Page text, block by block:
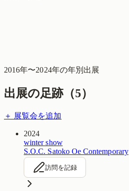
2016年〜2024年の年別出展
出展の足跡（5）
＋ 展覧会を追加
2024
winter show
S.O.C. Satoko Oe Contemporary
訪問を記録